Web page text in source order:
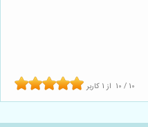
10 / 10 از1 کاربر